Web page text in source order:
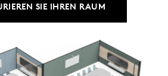
SIE IHREN RAUM